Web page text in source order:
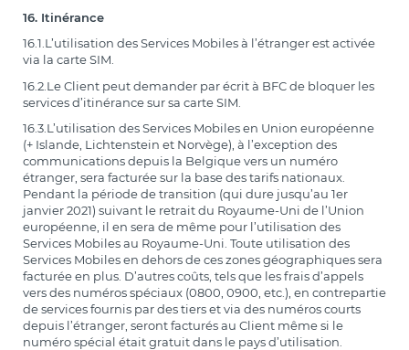
16. Itinérance
16.1.L’utilisation des Services Mobiles à l’étranger est activée
via la carte SIM.
16.2.Le Client peut demander par écrit à BFC de bloquer les
services d’itinérance sur sa carte SIM.
16.3.L’utilisation des Services Mobiles en Union européenne
(+ Islande, Lichtenstein et Norvège), à l’exception des
communications depuis la Belgique vers un numéro
étranger, sera facturée sur la base des tarifs nationaux.
Pendant la période de transition (qui dure jusqu’au 1er
janvier 2021) suivant le retrait du Royaume-Uni de l’Union
européenne, il en sera de même pour l’utilisation des
Services Mobiles au Royaume-Uni. Toute utilisation des
Services Mobiles en dehors de ces zones géographiques sera
facturée en plus. D’autres coûts, tels que les frais d’appels
vers des numéros spéciaux (0800, 0900, etc.), en contrepartie
de services fournis par des tiers et via des numéros courts
depuis l’étranger, seront facturés au Client même si le
numéro spécial était gratuit dans le pays d’utilisation.